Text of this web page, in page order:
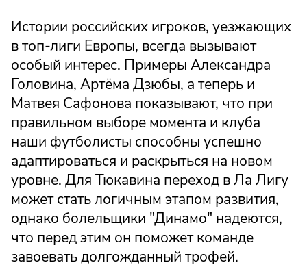
Истории российских игроков, уезжающих
в топ-лиги Европы, всегда вызывают
особый интерес. Примеры Александра
Головина, Артёма Дзюбы, а теперь и
Матвея Сафонова показывают, что при
правильном выборе момента и клуба
наши футболисты способны успешно
адаптироваться и раскрыться на новом
уровне. Для Тюкавина переход в Ла Лигу
может стать логичным этапом развития,
однако болельщики "Динамо" надеются,
что перед этим он поможет команде
завоевать долгожданный трофей.